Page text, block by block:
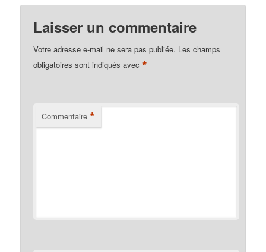
Laisser un commentaire
Votre adresse e-mail ne sera pas publiée. Les champs
obligatoires sont indiqués avec*
Commentaire *